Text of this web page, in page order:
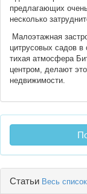
предлагающих
несколько
Малоэтажная
цитрусовых садов
тихая атмосфера
центром, делают
недвижимости.
Статьи Весь список